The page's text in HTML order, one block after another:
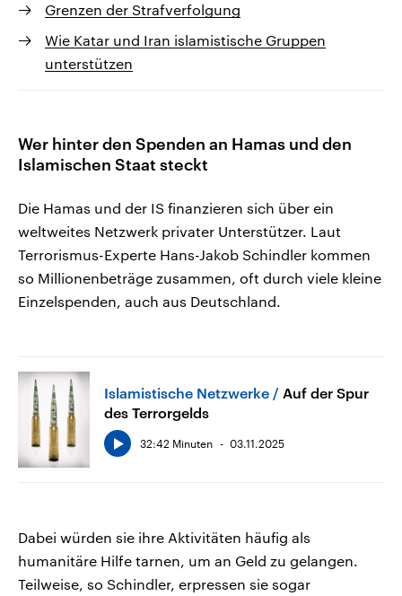
Grenzen der Strafverfolgung
Wie Katar und Iran islamistische Gruppen
unterstützen
Wer hinter den Spenden an Hamas und den
Islamischen Staat steckt
Die Hamas und der IS finanzieren sich über ein
weltweites Netzwerk privater Unterstützer. Laut
Terrorismus-Experte Hans-Jakob Schindler kommen
so Millionenbeträge zusammen, oft durch viele kleine
Einzelspenden, auch aus Deutschland.
Islamistische Netzwerke
Auf der Spur
des Terrorgelds
32:42 Minuten 03.11.2025
Dabei würden sie ihre Aktivitäten häufig als
humanitäre Hilfe tarnen, um an Geld zu gelangen.
Teilweise, so Schindler, erpressen sie sogar